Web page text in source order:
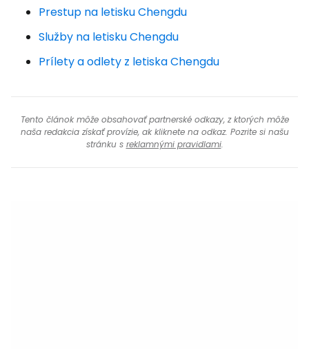
Prestup na letisku Chengdu
Služby na letisku Chengdu
Prílety a odlety z letiska Chengdu
Tento článok môže obsahovať partnerské odkazy, z ktorých môže
naša redakcia získať provízie, ak kliknete na odkaz. Pozrite si našu
stránku s reklamnými pravidlami.